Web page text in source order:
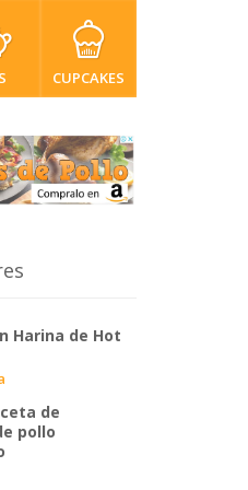
CUPCAKES
Harina de Hot
de
pollo